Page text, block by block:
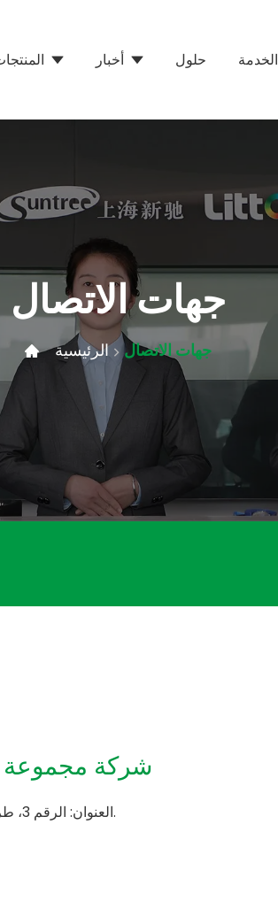
أخبار حلول الخدمة
جهات الاتصال
الرئيسية جهات الاتصال
شركة مجموعة
العنوان: الرقم 3، طريق سيتشيان، منطقة شينغوانغ الصناعية، بلدة ليو شي، يوي تشينغ، زيجيانغ، الصين.